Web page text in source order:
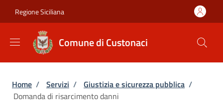
Regione Siciliana
Comune di Custonaci
Briciole di pane
Home / Servizi / Giustizia e sicurezza pubblica /
Domanda di risarcimento danni